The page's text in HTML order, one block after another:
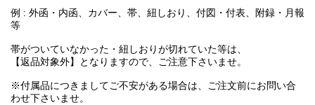
例 : 外函・内函、カバー、帯、紐しおり、付図・付表、附録・月報
等
帯がついていなかった・紐しおりが切れていた等は、
【返品対象外】となりますので、ご注意下さいませ。
※付属品につきましてご不安がある場合は、ご注文前にお問い合
わせ下さいませ。